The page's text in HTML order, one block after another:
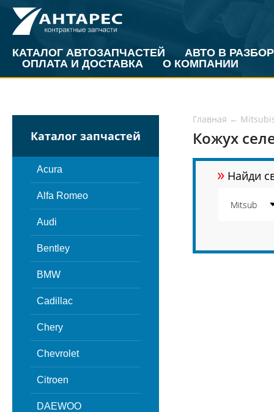
КАТАЛОГ АВТОЗАПЧАСТЕЙ
АВТО В РАЗБОР
ОПЛАТА И ДОСТАВКА
О КОМПАНИИ
Каталог запчастей
Acura
Alfa Romeo
Audi
Bentley
BMW
Cadillac
Chery
Chevrolet
Citroen
DAEWOO
Главная ←
Кожух
» Найди